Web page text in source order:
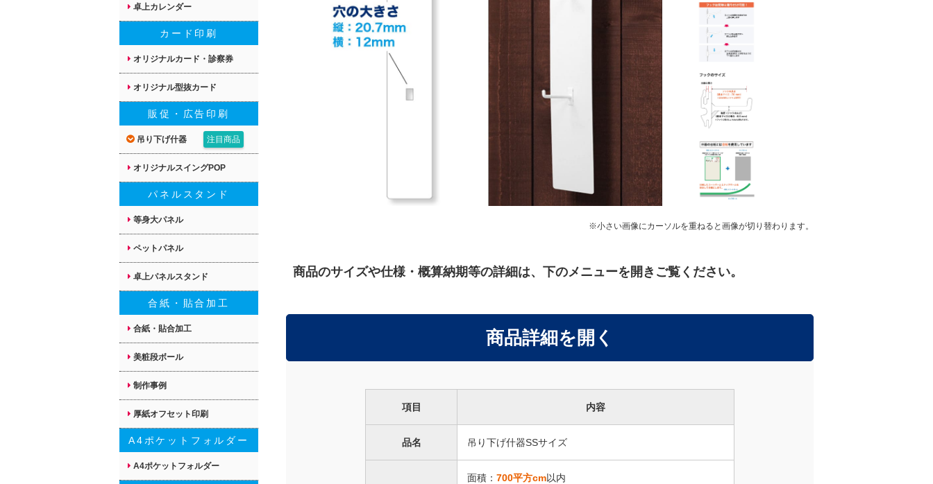
卓上カレンダー
カード印刷
オリジナルカード・診察券
オリジナル型抜カード
販促・広告印刷
吊り下げ什器 注目商品
オリジナルスイングPOP
パネルスタンド
等身大パネル
ペットパネル
卓上パネルスタンド
合紙・貼合加工
合紙・貼合加工
美粧段ボール
制作事例
厚紙オフセット印刷
A4ポケットフォルダー
A4ポケットフォルダー
240枚 62,000円
250枚 64,000円
66,000円
85,000円 68,000円
87,500円
90,000円 72,000円
300枚 92,500円 74,000円
320枚 97,500円 78,000円
102,500円
380枚 112,500円 90,000円
※小さい画像にカーソルを重ねると画像が切り替わります。
商品のサイズや仕様・概算納期等の詳細は、 下のメニューを開きご覧ください。
商品詳細を開く
項目 内容
品名 吊り下げ什器SSサイズ
面積： 700平方cm以内